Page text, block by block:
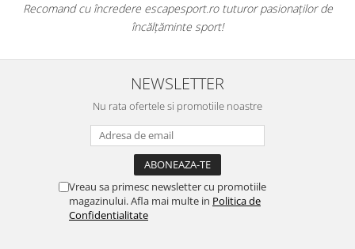
Recomand cu încredere escapesport.ro tuturor pasionaților de
încălțăminte sport!
NEWSLETTER
Nu rata ofertele si promotiile noastre
Vreau sa primesc newsletter cu promotiile
magazinului. Afla mai multe in Politica de
Confidentialitate